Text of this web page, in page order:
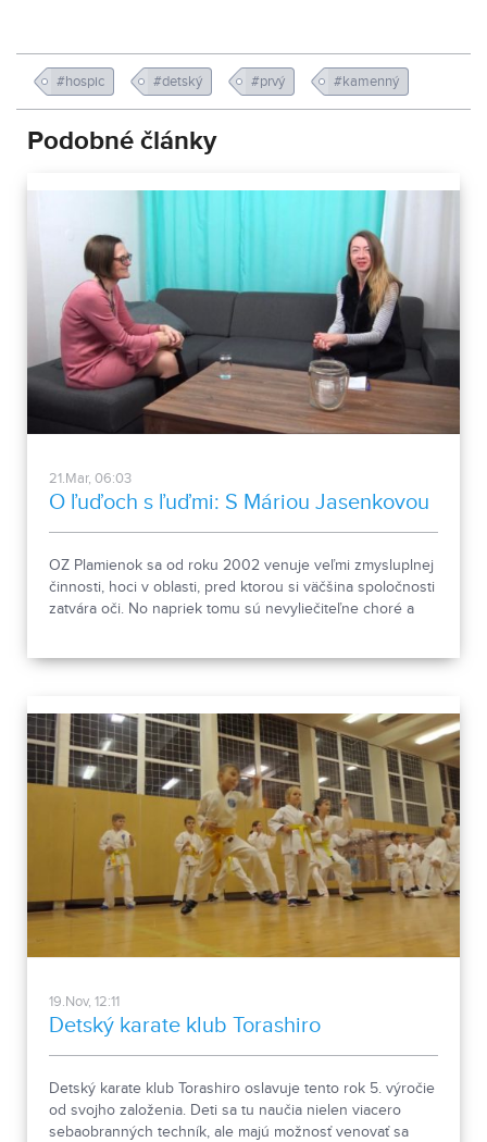
#hospic #detský #prvý #kamenný
Podobné články
21.Mar, 06:03
O ľuďoch s ľuďmi: S Máriou Jasenkovou
OZ Plamienok sa od roku 2002 venuje veľmi zmysluplnej
činnosti, hoci v oblasti, pred ktorou si väčšina spoločnosti
zatvára oči. No napriek tomu sú nevyliečiteľne choré a
strate, ale aj pre deti. O Plamienku, jeho klientoch, ale aj
cieľoch sa v relácii O ľuďoch s ľuďmi s jeho riaditeľkou
Máriou Jasenkovou porozprávala moderátorka NIkoleta
Kováčová.
19.Nov, 12:11
Detský karate klub Torashiro
Detský karate klub Torashiro oslavuje tento rok 5. výročie
od svojho založenia. Deti sa tu naučia nielen viacero
sebaobranných techník, ale majú možnosť venovať sa